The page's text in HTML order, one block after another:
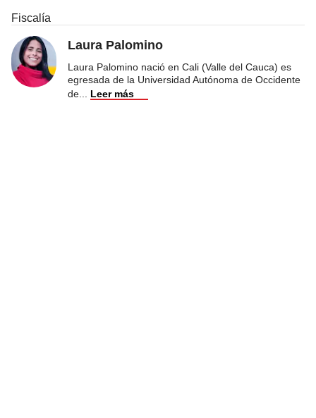
Fiscalía
Laura Palomino
Laura Palomino nació en Cali (Valle del Cauca) es
egresada de la Universidad Autónoma de Occidente
de
Leer más